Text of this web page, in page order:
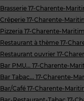
Brasserie 17-Charente-
Crêperie 17-Charente-
Pizzeria 17-Charente-
Restaurant à thème 17-
Restaurant ouvrier 17-
Bar PMU... 17-Charente-
Bar Tabac... 17-Charente-
Bar/Café 17-Charente-